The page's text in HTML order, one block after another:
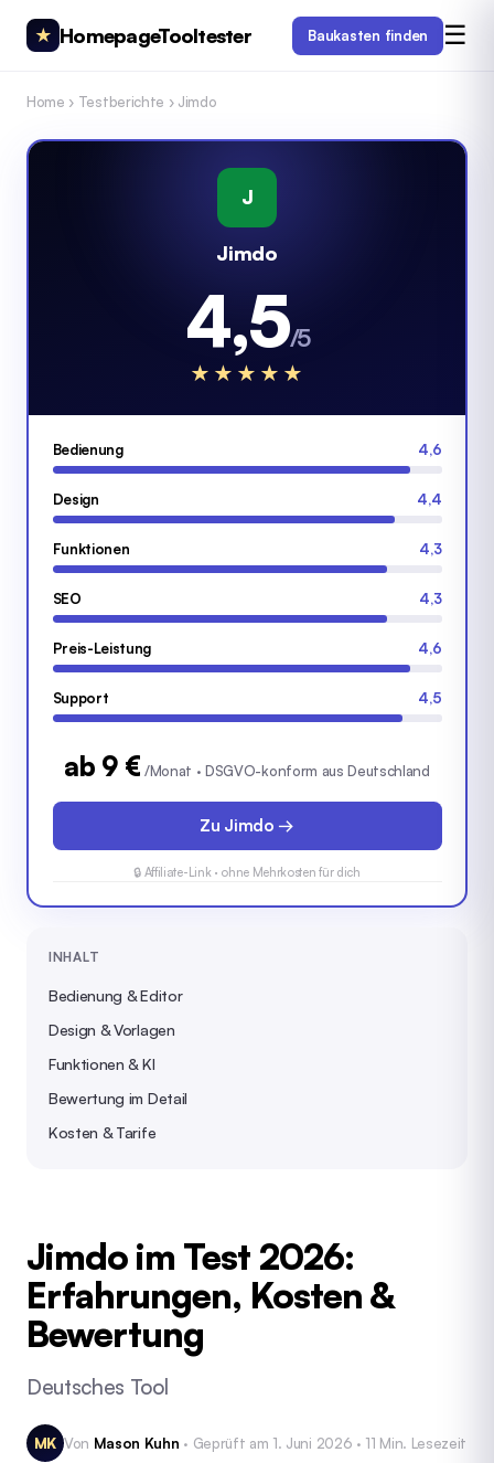
★ HomepageTooltester Baukasten finden ☰
Home › Testberichte › Jimdo
Jimdo im Test 2026:
Erfahrungen, Kosten &
Bewertung
Deutsches Tool
MK Von Mason Kuhn · Geprüft am 1. Juni 2026 · 11 Min. Lesezeit
J
Jimdo
4,5/5
★ ★ ★ ★ ★
Bedienung 4,6
Design 4,4
Funktionen 4,3
SEO 4,3
Preis-Leistung 4,6
Support 4,5
ab 9 € /Monat · DSGVO-konform aus Deutschland
Zu Jimdo →
🔒 Affiliate-Link · ohne Mehrkosten für dich
INHALT
Bedienung & Editor
Design & Vorlagen
Funktionen & KI
Bewertung im Detail
Kosten & Tarife